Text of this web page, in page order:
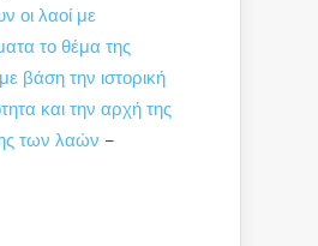
οι λαοί με
το θέμα της
βάση την ιστορική
και την αρχή της
των λαών –